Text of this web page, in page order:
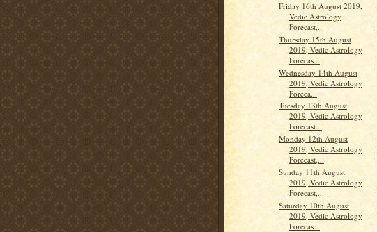
Friday 16th August 2019,
Vedic Astrology
Forecast,...
Thursday 15th August
2019, Vedic Astrology
Forecas...
Wednesday 14th August
2019, Vedic Astrology
Foreca...
Tuesday 13th August
2019, Vedic Astrology
Forecast...
Monday 12th August
2019, Vedic Astrology
Forecast,...
Sunday 11th August
2019, Vedic Astrology
Forecast,...
Saturday 10th August
2019, Vedic Astrology
Forecas...